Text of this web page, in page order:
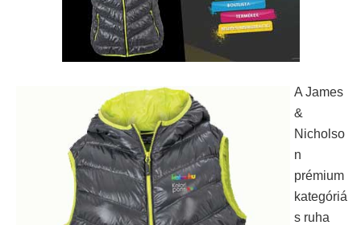
A James
&
Nicholso
n
prémium
kategóriá
s ruha